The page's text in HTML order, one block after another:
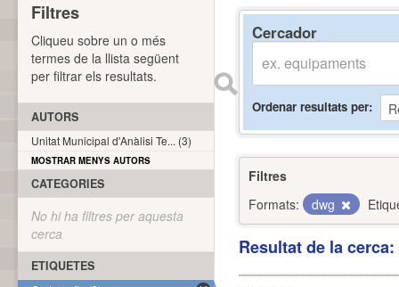
Cercador
Ordenar resultats per
Filtres
Formats:
dwg
Resultat de la
Filtres
Cliqueu sobre un o més
termes de la llista següent
per filtrar els resultats.
AUTORS
Unitat Municipal d'Anàlisi Te... (3)
MOSTRAR MENYS AUTORS
CATEGORIES
No hi ha filtres per aquesta
cerca
ETIQUETES